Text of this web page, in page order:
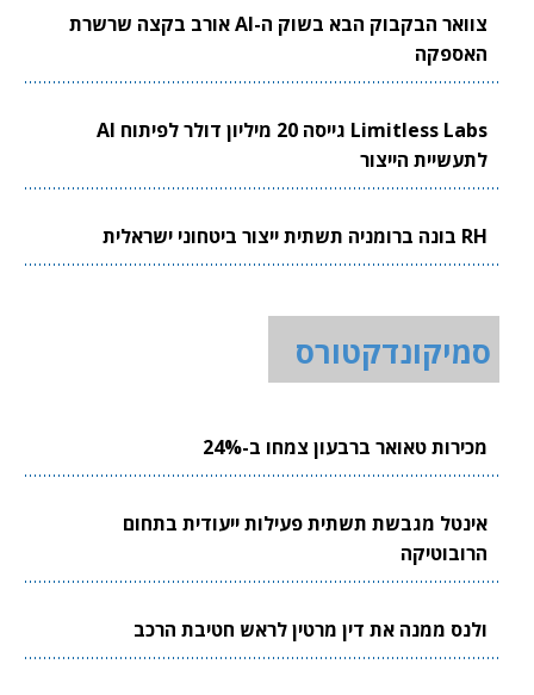
צוואר הבקבוק הבא בשוק ה-AI אורב בקצה שרשרת
האספקה
Limitless Labs גייסה 20 מיליון דולר לפיתוח AI
לתעשיית הייצור
RH בונה ברומניה תשתית ייצור ביטחוני ישראלית
סמיקונדקטורס
מכירות טאואר ברבעון צמחו ב-24%
אינטל מגבשת תשתית פעילות ייעודית בתחום
הרובוטיקה
ולנס ממנה את דין מרטין לראש חטיבת הרכב